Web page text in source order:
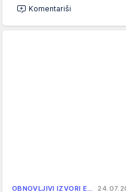
Komentariši
OBNOVLJIVI IZVORI E…